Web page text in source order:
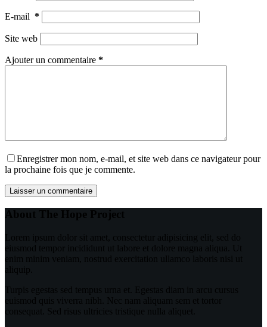
E-mail *
Site web
Ajouter un commentaire *
Enregistrer mon nom, e-mail, et site web dans ce navigateur pour
la prochaine fois que je commente.
Laisser un commentaire
About The Hope Project
Lorem ipsum dolor sit amet, consectetur adipisicing elit, sed do
eiusmod tempor incididunt ut labore et dolore magna aliqua. Ut
enim minim veniam, nostrud exercitation ullamco laboris nisi ut
aliquip.
Turpis egestas sed tempus urna et. Egestas diam in arcu cursus
euismod quis viverra nibh. Nec nam aliquam sem et tortor
consequat. Sed risus ultricies tristique nulla aliquet.